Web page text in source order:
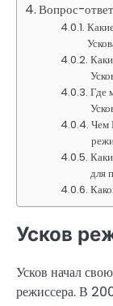
Вопрос-
Где
Чем
для
Усков
Усков начал
режиссера. В